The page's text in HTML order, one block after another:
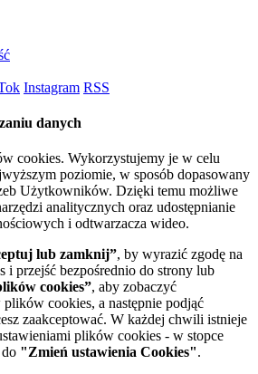
Instagram RSS
danych
cookies. Wykorzystujemy je w celu
poziomie, w sposób dopasowany
Użytkowników. Dzięki temu możliwe
analitycznych oraz udostępnianie
i odtwarzacza wideo.
lub zamknij”, by wyrazić zgodę na
i przejść bezpośrednio do strony lub
cookies”, aby zobaczyć
cookies, a następnie podjąć
zaakceptować. W każdej chwili istnieje
plików cookies - w stopce
"Zmień ustawienia Cookies".